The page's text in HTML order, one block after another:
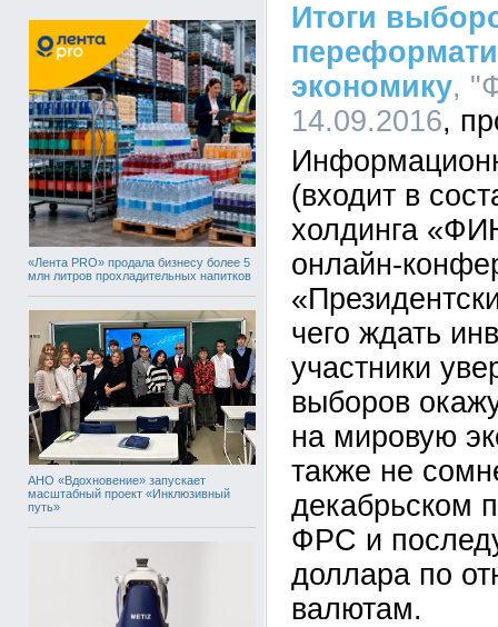
«Лента PRO» продала бизнесу более 5
млн литров прохладительных напитков
АНО «Вдохновение» запускает
масштабный проект «Инклюзивный
путь»
Итоги
экономику,
14.09.2016
(входит в
холдинга
онлайн-
чего ждать
участники
выборов
на мировую
также не
декабрьском
ФРС и
доллара по
валютам.